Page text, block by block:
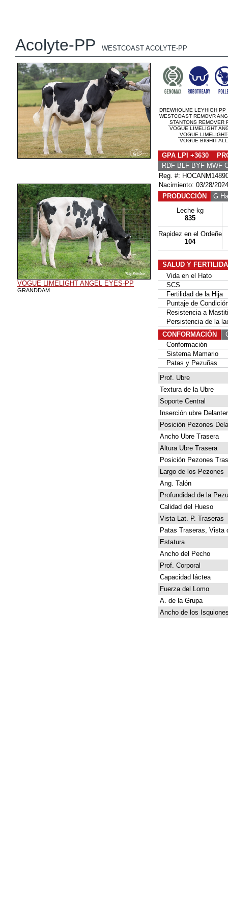
Acolyte-PP WESTCOAST ACOLYTE-PP
VOGUE LIMELIGHT ANGEL EYES-PP
GRANDDAM
DREWHOLME LEYHIGH PP
WESTCOAST REMOVR
STANTONS REMOVER
VOGUE LIMELIGHT
VOGUE
VOGUE BIGHIT
GPA LPI +3630
RDF BLF BYF MWF
Reg. #:
Nacimiento: 03/28/2024
PRODUCCIÓN
G
Leche kg
835
Rapidez en el Ordeñe
104
SALUD Y
Vida en el Hato
SCS
Fertilidad de la Hija
Puntaje de
Resistencia a
Persistencia de la
CONFORMACIÓN
Conformación
Sistema Mamario
Patas y Pezuñas
Prof. Ubre
Textura de la Ubre
Soporte Central
Inserción ubre
Posición Pezones
Ancho Ubre Trasera
Altura Ubre Trasera
Posición Pezones
Largo de los Pezones
Ang. Talón
Profundidad de la
Calidad del Hueso
Vista Lat. P. Traseras
Patas Traseras, Vista
Estatura
Ancho del Pecho
Prof. Corporal
Capacidad láctea
Fuerza del Lomo
A. de la Grupa
Ancho de los